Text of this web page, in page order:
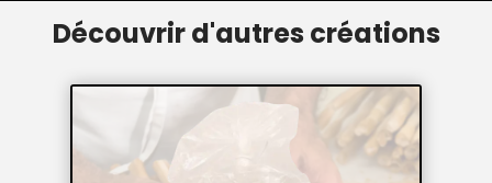
Découvrir d'autres créations